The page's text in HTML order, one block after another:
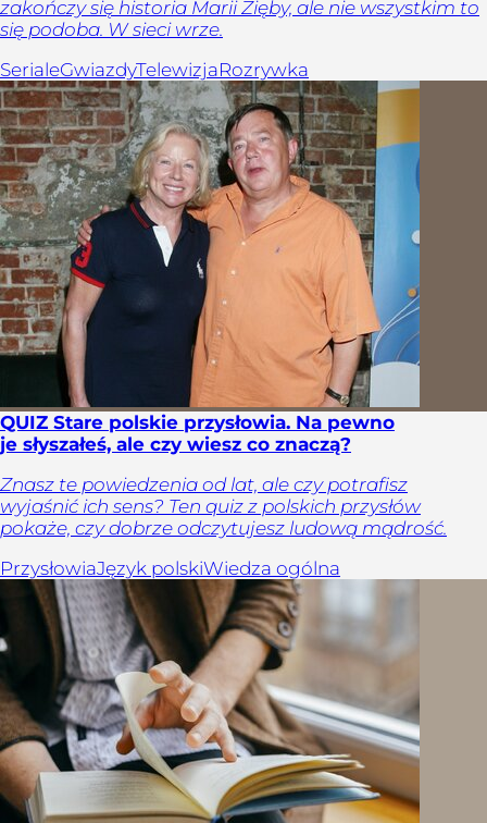
zakończy się historia Marii Zięby, ale nie wszystkim to
się podoba. W sieci wrze.
SerialeGwiazdyTelewizjaRozrywka
QUIZ Stare polskie przysłowia. Na pewno
je słyszałeś, ale czy wiesz co znaczą?
Znasz te powiedzenia od lat, ale czy potrafisz
wyjaśnić ich sens? Ten quiz z polskich przysłów
pokaże, czy dobrze odczytujesz ludową mądrość.
PrzysłowiaJęzyk polskiWiedza ogólna